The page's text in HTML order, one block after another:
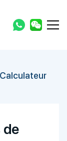
Calculateur
de